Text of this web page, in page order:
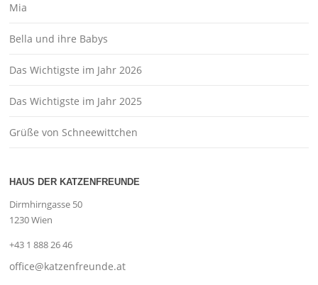
Mia
Bella und ihre Babys
Das Wichtigste im Jahr 2026
Das Wichtigste im Jahr 2025
Grüße von Schneewittchen
HAUS DER KATZENFREUNDE
Dirmhirngasse 50
1230 Wien
+43 1 888 26 46
office@katzenfreunde.at